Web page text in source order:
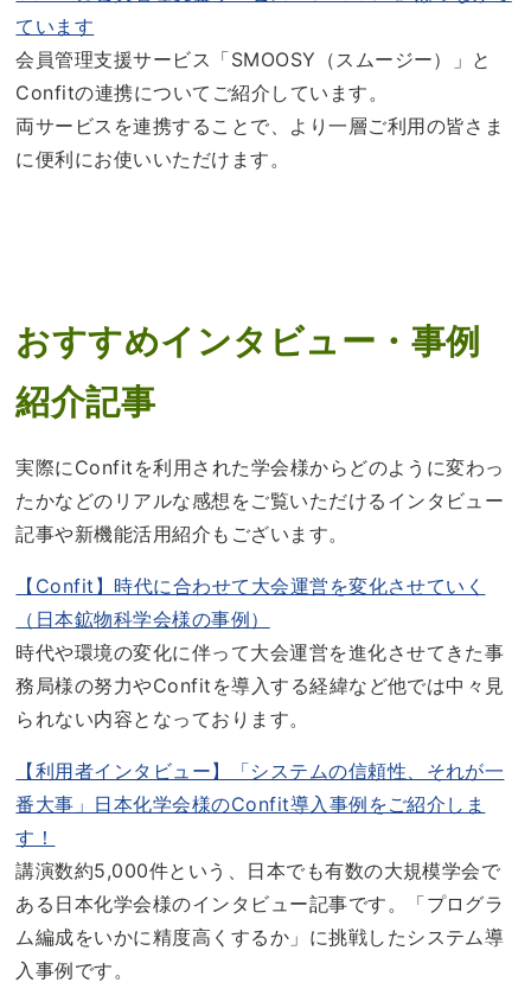
ています
会員管理支援サービス「SMOOSY（スムージー）」と
Confitの連携についてご紹介しています。
両サービスを連携することで、より一層ご利用の皆さま
に便利にお使いいただけます。
おすすめインタビュー・事例
紹介記事
実際にConfitを利用された学会様からどのように変わっ
たかなどのリアルな感想をご覧いただけるインタビュー
記事や新機能活用紹介もございます。
【Confit】時代に合わせて大会運営を変化させていく
（日本鉱物科学会様の事例）
時代や環境の変化に伴って大会運営を進化させてきた事
務局様の努力やConfitを導入する経緯など他では中々見
られない内容となっております。
【利用者インタビュー】「システムの信頼性、それが一
番大事」日本化学会様のConfit導入事例をご紹介しま
す！
講演数約5,000件という、日本でも有数の大規模学会で
ある日本化学会様のインタビュー記事です。「プログラ
ム編成をいかに精度高くするか」に挑戦したシステム導
入事例です。